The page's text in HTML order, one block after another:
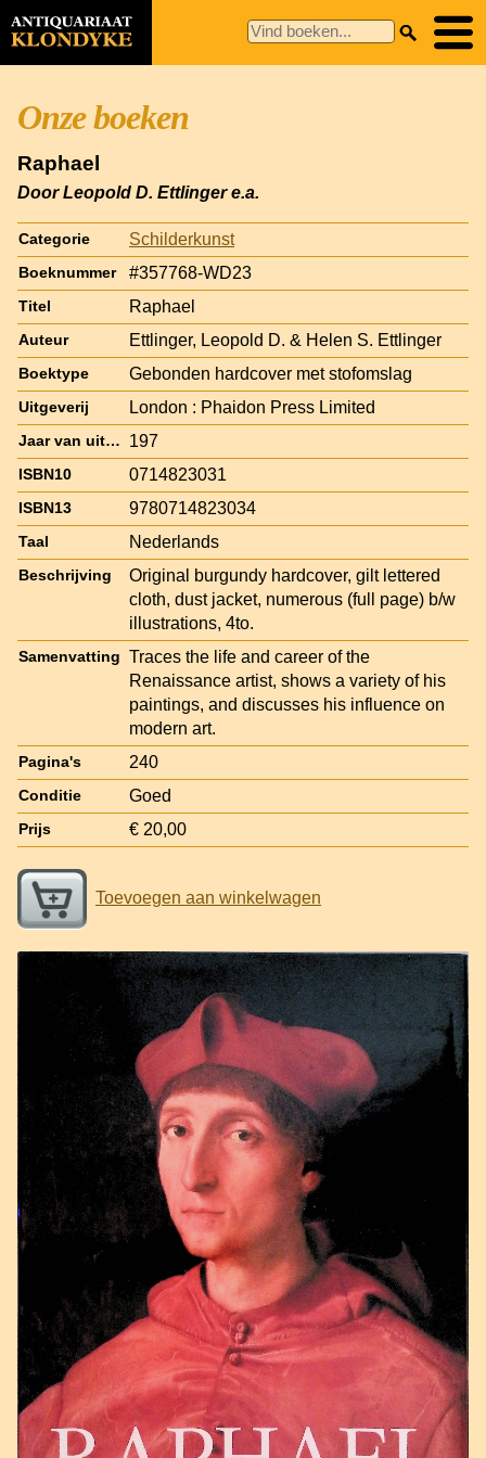
Onze boeken
Raphael
Door Leopold D. Ettlinger e.a.
Categorie Schilderkunst
Boeknummer #357768-WD23
Titel Raphael
Auteur Ettlinger, Leopold D. & Helen S. Ettlinger
Boektype Gebonden hardcover met stofomslag
Uitgeverij London : Phaidon Press Limited
Jaar van uitgave 197
ISBN10 0714823031
ISBN13 9780714823034
Taal Nederlands
Beschrijving
Original burgundy hardcover, gilt lettered
cloth, dust jacket, numerous (full page) b/w
illustrations, 4to.
Samenvatting Traces the life and career of the
Renaissance artist, shows a variety of his
paintings, and discusses his influence on
modern art.
Pagina's 240
Conditie Goed
Prijs € 20,00
Toevoegen aan winkelwagen